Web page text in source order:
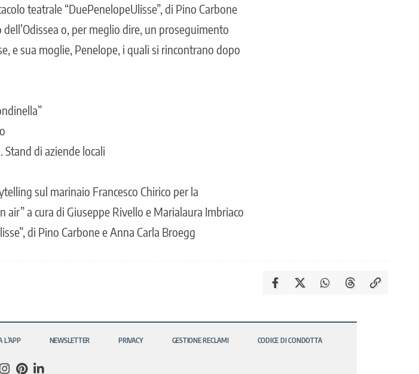
teatrale “DuePenelopeUlisse”, di Pino Carbone
o, per meglio dire, un proseguimento
e sua moglie, Penelope, i quali si rincontrano dopo
Stand di aziende locali
sul marinaio Francesco Chirico per la
air” a cura di Giuseppe Rivello e Marialaura Imbriaco
di Pino Carbone e Anna Carla Broegg
L’APP NEWSLETTER PRIVACY GESTIONE RECLAMI CODICE DI CONDOTTA